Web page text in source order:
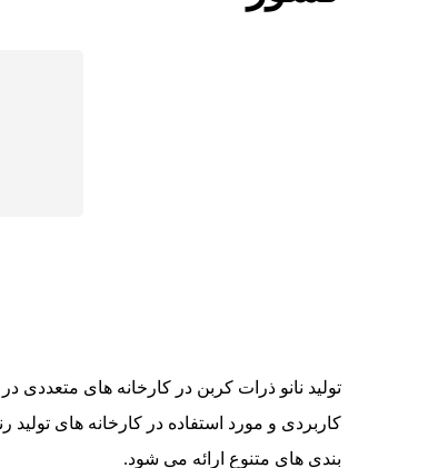
تولید نانو ذرات کربن در کارخانه های
کاربردی و مورد استفاده در کارخانه های
بندی های متنوع ارائه می شود.